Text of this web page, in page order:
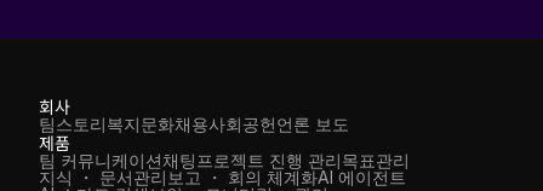
회사
팀스토리복지문화채용사회공헌언론 보도
제품
팀 커뮤니케이션채팅 프로젝트 진행 관리목표관리
지식 ・ 문서관리 보고 ・ 회의 체계화AI 에이전트